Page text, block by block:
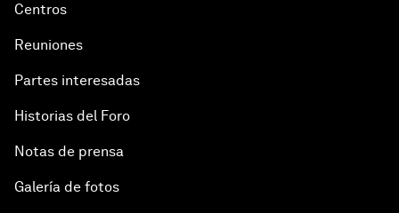
Centros
Reuniones
Partes interesadas
Historias del Foro
Notas de prensa
Galería de fotos